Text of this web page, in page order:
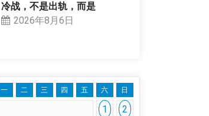
冷战，不是出轨，而是
2026年8月6日
一 二 三 四 五 六 日
1
2